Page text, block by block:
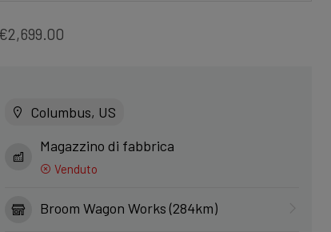
€2,699.00
Columbus, US
Magazzino di fabbrica
Venduto
Broom Wagon Works (284km)